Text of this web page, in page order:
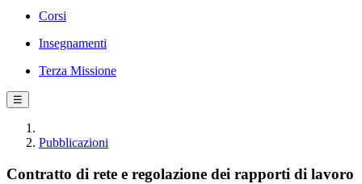
Corsi
Insegnamenti
Terza Missione
☰
Pubblicazioni
Contratto di rete e regolazione dei rapporti di lavoro